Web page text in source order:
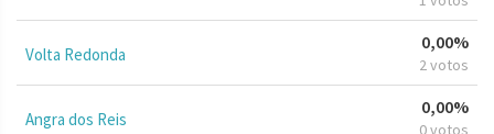
Volta Redonda
0,00%
2 votos
Angra dos Reis
0,00%
0 votos